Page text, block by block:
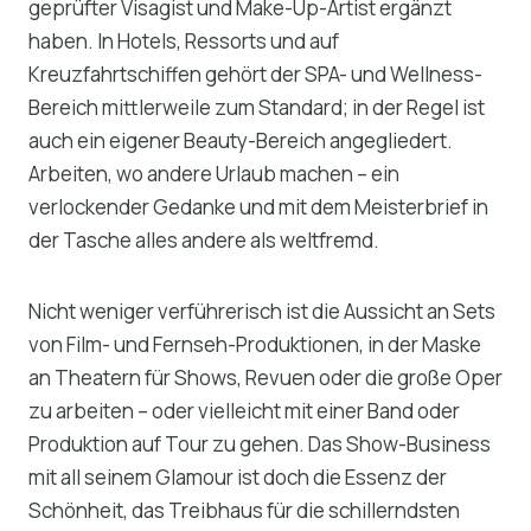
geprüfter Visagist und Make-Up-Artist ergänzt
haben. In Hotels, Ressorts und auf
Kreuzfahrtschiffen gehört der SPA- und Wellness-
Bereich mittlerweile zum Standard; in der Regel ist
auch ein eigener Beauty-Bereich angegliedert.
Arbeiten, wo andere Urlaub machen – ein
verlockender Gedanke und mit dem Meisterbrief in
der Tasche alles andere als weltfremd.
Nicht weniger verführerisch ist die Aussicht an Sets
von Film- und Fernseh-Produktionen, in der Maske
an Theatern für Shows, Revuen oder die große Oper
zu arbeiten – oder vielleicht mit einer Band oder
Produktion auf Tour zu gehen. Das Show-Business
mit all seinem Glamour ist doch die Essenz der
Schönheit, das Treibhaus für die schillerndsten